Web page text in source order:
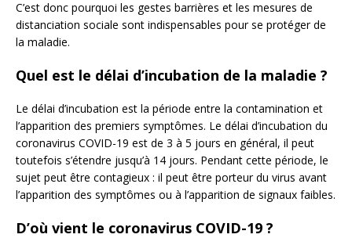
C’est donc pourquoi les gestes barrières et les mesures de
distanciation sociale sont indispensables pour se protéger de
la maladie.
Quel est le délai d’incubation de la maladie ?
Le délai d’incubation est la période entre la contamination et
l’apparition des premiers symptômes. Le délai d’incubation du
coronavirus COVID-19 est de 3 à 5 jours en général, il peut
toutefois s’étendre jusqu’à 14 jours. Pendant cette période, le
sujet peut être contagieux : il peut être porteur du virus avant
l’apparition des symptômes ou à l’apparition de signaux faibles.
D’où vient le coronavirus COVID-19 ?